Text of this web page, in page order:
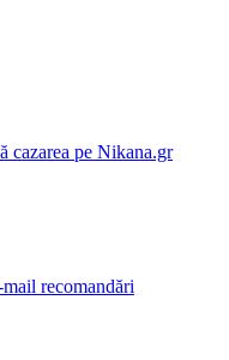
cazarea pe Nikana.gr
recomandări